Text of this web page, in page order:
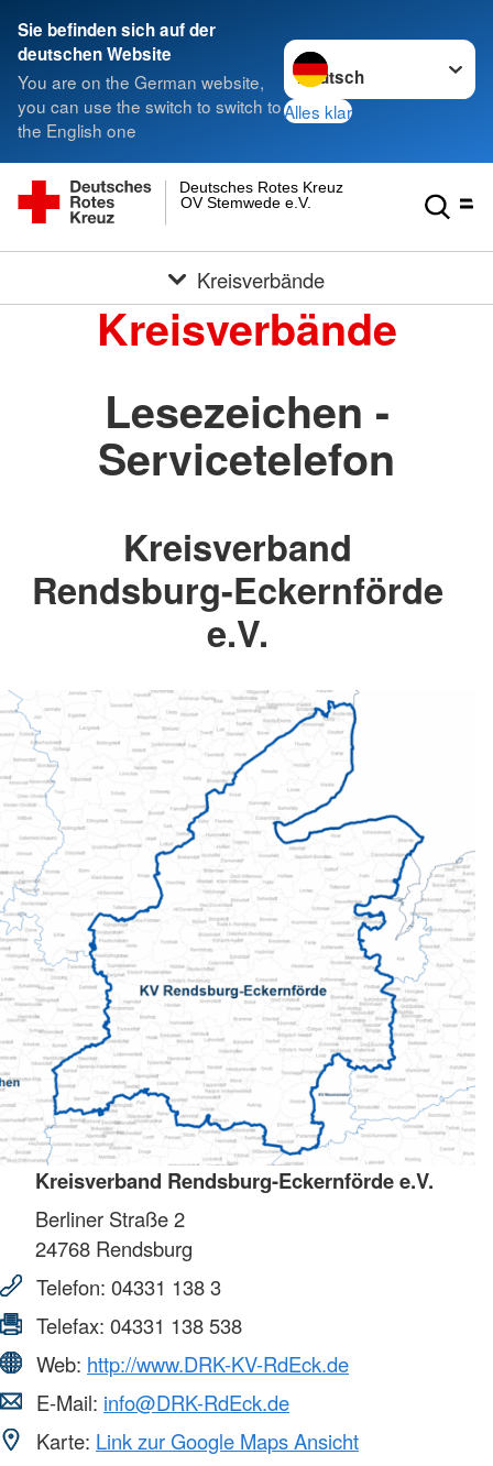
Sie befinden sich auf der
deutschen Website
You are on the German website,
you can use the switch to switch to
the English one
Sprache wechseln zu
Alles klar
OV Stemwede e.V.
Deutsches Rotes Kreuz
Kreisverbände
Kreisverbände
Lesezeichen -
Servicetelefon
Kreisverband
Rendsburg-Eckernförde
e.V.
Kreisverband Rendsburg-Eckernförde e.V.
Berliner Straße 2
24768 Rendsburg
Telefon: 04331 138 3
Telefax: 04331 138 538
Web: http://www.DRK-KV-RdEck.de
E-Mail: info@DRK-RdEck.de
Karte: Link zur Google Maps Ansicht